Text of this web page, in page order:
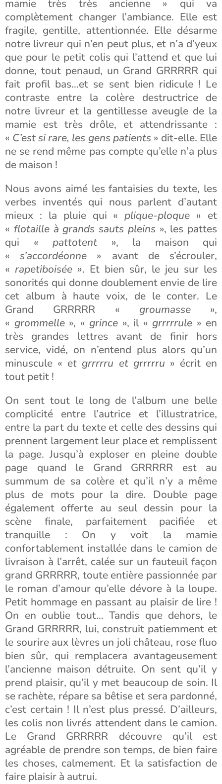
mamie très très ancienne » qui va
complètement changer l’ambiance. Elle est
fragile, gentille, attentionnée. Elle désarme
notre livreur qui n’en peut plus, et n’a d’yeux
que pour le petit colis qui l’attend et que lui
donne, tout penaud, un Grand GRRRRR qui
fait profil bas…et se sent bien ridicule ! Le
contraste entre la colère destructrice de
notre livreur et la gentillesse aveugle de la
mamie est très drôle, et attendrissante :
« C’est si rare, les gens patients » dit-elle. Elle
ne se rend même pas compte qu’elle n’a plus
de maison !
Nous avons aimé les fantaisies du texte, les
verbes inventés qui nous parlent d’autant
mieux : la pluie qui «plique-ploque » et
« flotaille à grands sauts pleins», les pattes
qui « pattotent », la maison qui
« s’accordéonne » avant de s’écrouler,
« rapetiboisée ». Et bien sûr, le jeu sur les
sonorités qui donne doublement envie de lire
cet album à haute voix, de le conter. Le
Grand GRRRRR « groumasse»,
« grommelle», « grince », il « grrrrrule » en
très grandes lettres avant de finir hors
service, vidé, on n’entend plus alors qu’un
minuscule « et grrrrru et grrrrru » écrit en
tout petit !
On sent tout le long de l’album une belle
complicité entre l’autrice et l’illustratrice,
entre la part du texte et celle des dessins qui
prennent largement leur place et remplissent
la page. Jusqu’à exploser en pleine double
page quand le Grand GRRRRR est au
summum de sa colère et qu’il n’y a même
plus de mots pour la dire. Double page
également offerte au seul dessin pour la
scène finale, parfaitement pacifiée et
tranquille : On y voit la mamie
confortablement installée dans le camion de
livraison à l’arrêt, calée sur un fauteuil façon
grand GRRRRR, toute entière passionnée par
le roman d’amour qu’elle dévore à la loupe.
Petit hommage en passant au plaisir de lire !
On en oublie tout… Tandis que dehors, le
Grand GRRRRR, lui, construit patiemment et
le sourire aux lèvres un joli château, rose fluo
bien sûr, qui remplacera avantageusement
l’ancienne maison détruite. On sent qu’il y
prend plaisir, qu’il y met beaucoup de soin. Il
se rachète, répare sa bêtise et sera pardonné,
c’est certain ! Il n’est plus pressé. D’ailleurs,
les colis non livrés attendent dans le camion.
Le Grand GRRRRR découvre qu’il est
agréable de prendre son temps, de bien faire
les choses, calmement. Et la satisfaction de
faire plaisir à autrui.